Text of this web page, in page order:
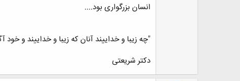
انسان بزرگواری بود....
"چه زیبا و خداییند آنان که زیبا و خداییند و خود
دکتر شریعتی